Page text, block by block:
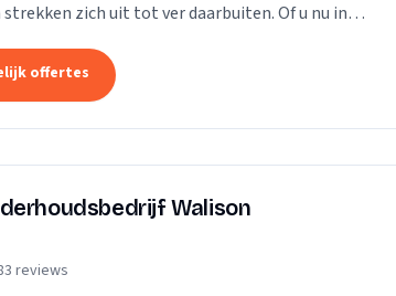
zich uit tot ver daarbuiten. Of u nu in
offertes
Walison
reviews